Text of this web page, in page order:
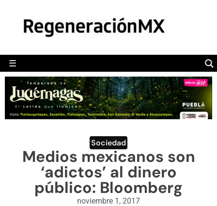
☰
POLÍTICA
CAMALEÓN
OPINIÓN
DEPORTES
ENGLISH SECTION
VIDEOS
Sociedad
Medios mexicanos son
‘adictos’ al dinero
público: Bloomberg
noviembre 1, 2017